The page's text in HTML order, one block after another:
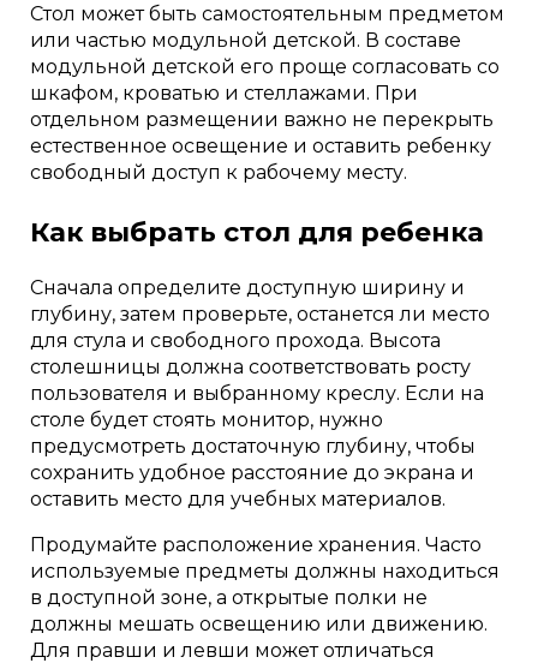
Стол может быть самостоятельным предметом
или частью модульной детской. В составе
модульной детской его проще согласовать со
шкафом, кроватью и стеллажами. При
отдельном размещении важно не перекрыть
естественное освещение и оставить ребенку
свободный доступ к рабочему месту.
Как выбрать стол для ребенка
Сначала определите доступную ширину и
глубину, затем проверьте, останется ли место
для стула и свободного прохода. Высота
столешницы должна соответствовать росту
пользователя и выбранному креслу. Если на
столе будет стоять монитор, нужно
предусмотреть достаточную глубину, чтобы
сохранить удобное расстояние до экрана и
оставить место для учебных материалов.
Продумайте расположение хранения. Часто
используемые предметы должны находиться
в доступной зоне, а открытые полки не
должны мешать освещению или движению.
Для правши и левши может отличаться